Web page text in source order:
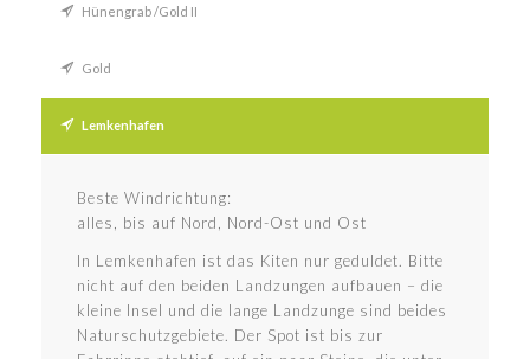
Hünengrab /Gold II
Gold
Lemkenhafen
Beste Windrichtung:
alles, bis auf Nord, Nord-Ost und Ost
In Lemkenhafen ist das Kiten nur geduldet. Bitte
nicht auf den beiden Landzungen aufbauen – die
kleine Insel und die lange Landzunge sind beides
Naturschutzgebiete. Der Spot ist bis zur